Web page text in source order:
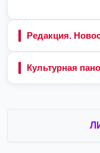
Редакция.
Культурная